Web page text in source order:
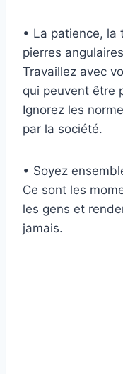
• La patience, la
pierres
Travaillez avec
qui peuvent être
Ignorez les
par la société.
• Soyez
Ce sont les
les gens et
jamais.